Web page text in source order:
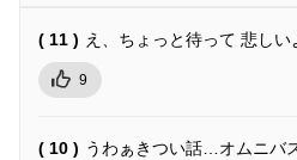
( 11 ) え、ちょっと待って 悲し
9
( 10 ) うわぁきつい話…オムニバ